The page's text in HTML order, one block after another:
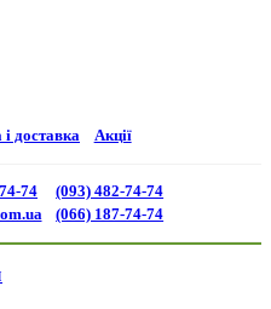
доставка Акції
74
(093) 482-74-74
(066) 187-74-74